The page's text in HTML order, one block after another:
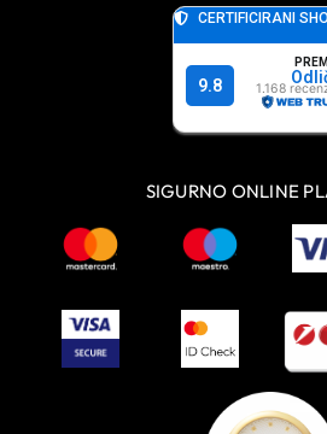
SIGURNO ONLINE